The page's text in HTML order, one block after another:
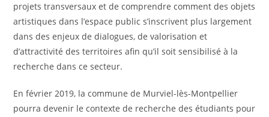
projets transversaux et de comprendre comment des objets
artistiques dans l’espace public s’inscrivent plus largement
dans des enjeux de dialogues, de valorisation et
d’attractivité des territoires afin qu’il soit sensibilisé à la
recherche dans ce secteur.
En février 2019, la commune de Murviel-lès-Montpellier
pourra devenir le contexte de recherche des étudiants pour